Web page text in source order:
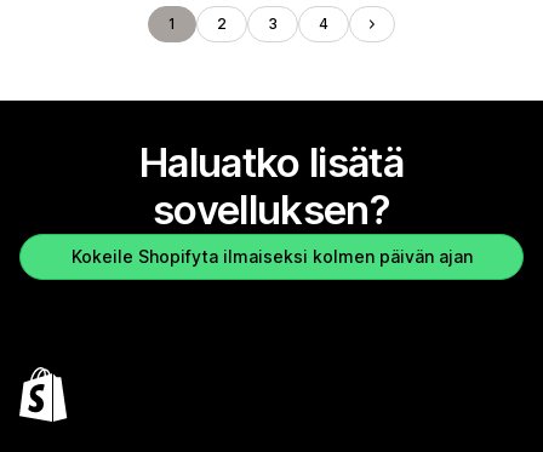
1 2 3 4
Haluatko lisätä
sovelluksen?
Kokeile Shopifyta ilmaiseksi kolmen päivän ajan